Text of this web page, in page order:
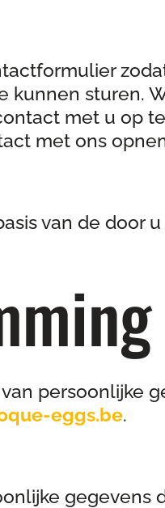
sturen.
met u op
met ons
van de door
persoonlijke
eggs.be.
gegevens